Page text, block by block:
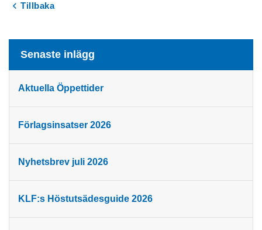
Tillbaka
Senaste inlägg
Aktuella Öppettider
Förlagsinsatser 2026
Nyhetsbrev juli 2026
KLF:s Höstutsädesguide 2026